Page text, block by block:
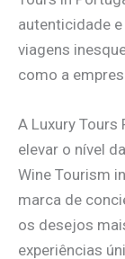
autenticidade
viagens
como a
A Luxury
elevar o nível
Wine Tourism
marca de
os desejos
experiências